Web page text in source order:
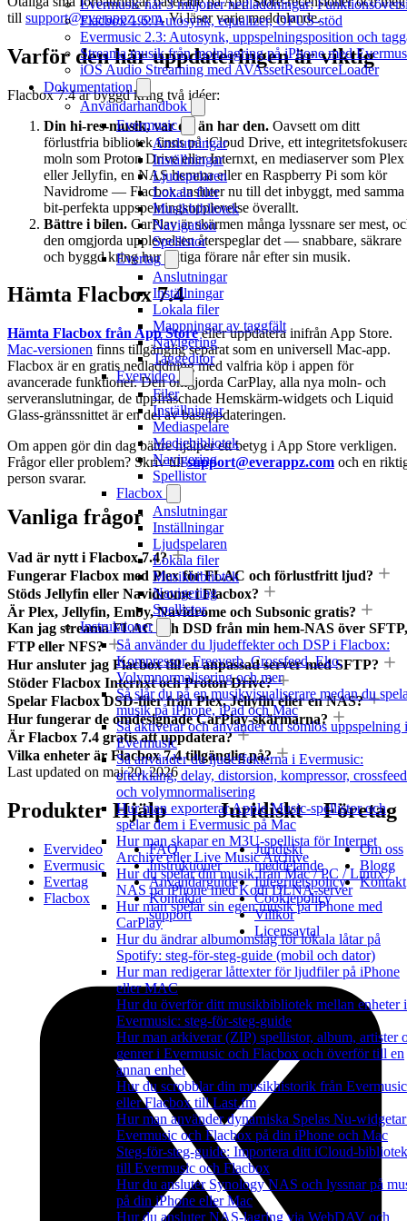
Evermusic når 3 miljoner nedladdningar:
Flacbox 1.6: Autosynk, equalizer, OPUS-stöd
Evermusic 2.3: Autosynk, uppspelningsposition och
Streama musik från molnlagring på iPhone med
iOS Audio Streaming med AVAssetResourceLoader
Dokumentation
Användarhandbok
Evermusic
Anslutningar
Inställningar
Ljudspelaren
Lokala filer
Musikbibliotek
Navigation
Spellistor
Evertag
Anslutningar
Inställningar
Lokala filer
Mappningar av taggfält
Navigering
Taggeditor
Evervideo
Filer
Inställningar
Mediaspelare
Mediebibliotek
Navigering
Spellistor
Flacbox
Anslutningar
Inställningar
Ljudspelaren
Lokala filer
Musikbibliotek
Navigering
Spellistor
Instruktioner
Så använder du ljudeffekter och DSP i Flacbox:
Kompressor, Freeverb, Crossfeed, Eko,
Volymnormalisering och mer
Så slår du på en musikvisualiserare medan du
musik på iPhone, iPad och Mac
Så aktiverar och använder du sömlös uppspelning i
Evermusic
Så använder du ljudeffekterna i Evermusic:
efterklang, delay, distorsion, kompressor, crossfeed
och volymnormalisering
Hur man exporterar Apple Music-spellistor och
spelar dem i Evermusic på Mac
Hur man skapar en M3U-spellista för Internet
Archive eller Live Music Archive
Hur du spelar din musik från Mac / PC / Linux /
NAS på iPhone med Kodi DLNA-server
Hur man spelar sin egen musik på iPhone med
CarPlay
Hur du ändrar albumomslag för lokala låtar på
Spotify: steg-för-steg-guide (mobil och dator)
Hur man redigerar låttexter för ljudfiler på iPhone
eller MAC
Hur du överför ditt musikbibliotek mellan enheter i
Evermusic: steg-för-steg-guide
Hur man arkiverar (ZIP) spellistor, album, artister
genrer i Evermusic och Flacbox och överför till en
annan enhet
Hur du scrobblar din musikhistorik från Evermusic
eller Flacbox till Last.fm
Hur man använder dynamiska Spelas Nu-
Evermusic och Flacbox på din iPhone och Mac
Steg-för-steg-guide: Importera ditt iCloud-bibliotek
till Evermusic och Flacbox
Hur du ansluter Synology NAS och lyssnar på
på din iPhone eller Mac
Hur du ansluter NAS-lagring via WebDAV och
till support@everappz.com. Vi läser varje meddelande.
Varför den här uppdateringen är viktig
Flacbox 7.4 är byggd kring två idéer:
Din hi-res-musik, var du än har den. Oavsett om ditt
förlustfria bibliotek finns på iCloud Drive, ett
moln som Proton Drive eller Internxt, en mediaserver som Plex
eller Jellyfin, en NAS hemma eller en Raspberry Pi som kör
Navidrome — Flacbox ansluter nu till det inbyggt, med samma
bit-perfekta uppspelningsupplevelse överallt.
Bättre i bilen. CarPlay är skärmen många lyssnare ser mest,
den omgjorda upplevelsen återspeglar det — snabbare, säkrare
och byggd kring hur riktiga förare når efter sin musik.
Hämta Flacbox 7.4
Hämta Flacbox från App Storeeller uppdatera inifrån App Store.
Mac-versionen finns tillgänglig separat som en universell Mac-app.
Flacbox är en gratis nedladdning med valfria köp i appen för
avancerade funktioner. Den omgjorda CarPlay, alla nya moln- och
serveranslutningar, de uppfräschade Hemskärm-widgets och Liquid
Glass-gränssnittet är en del av basuppdateringen.
Om appen gör din dag bättre hjälper ett betyg i App Store verkligen.
Frågor eller problem? Skriv tillsupport@everappz.com och en
person svarar.
Vanliga frågor
Vad är nytt i Flacbox 7.4?
Fungerar Flacbox med Plex för FLAC och förlustfritt ljud?
Stöds Jellyfin eller Navidrome i Flacbox?
Är Plex, Jellyfin, Emby, Navidrome och Subsonic gratis?
Kan jag streama FLAC och DSD från min hem-NAS över SFTP,
FTP eller NFS?
Hur ansluter jag Flacbox till en anpassad server med SFTP?
Stöder Flacbox Internxt och Proton Drive?
Spelar Flacbox DSD-filer från Plex, Jellyfin eller en NAS?
Hur fungerar de omdesignade CarPlay-skärmarna?
Är Flacbox 7.4 gratis att uppdatera?
Vilka enheter är Flacbox 7.4 tillgänglig på?
Last updated on maj 20, 2026
Produkter
Evervideo
Evermusic
Evertag
Flacbox
Hjälp
FAQ
Instruktioner
Användarguide
Kontakta
support
Juridiskt
Juridiskt
meddelande
Integritetspolicy
Cookiepolicy
Villkor
Licensavtal
Företag
Om oss
Blogg
Kontakt